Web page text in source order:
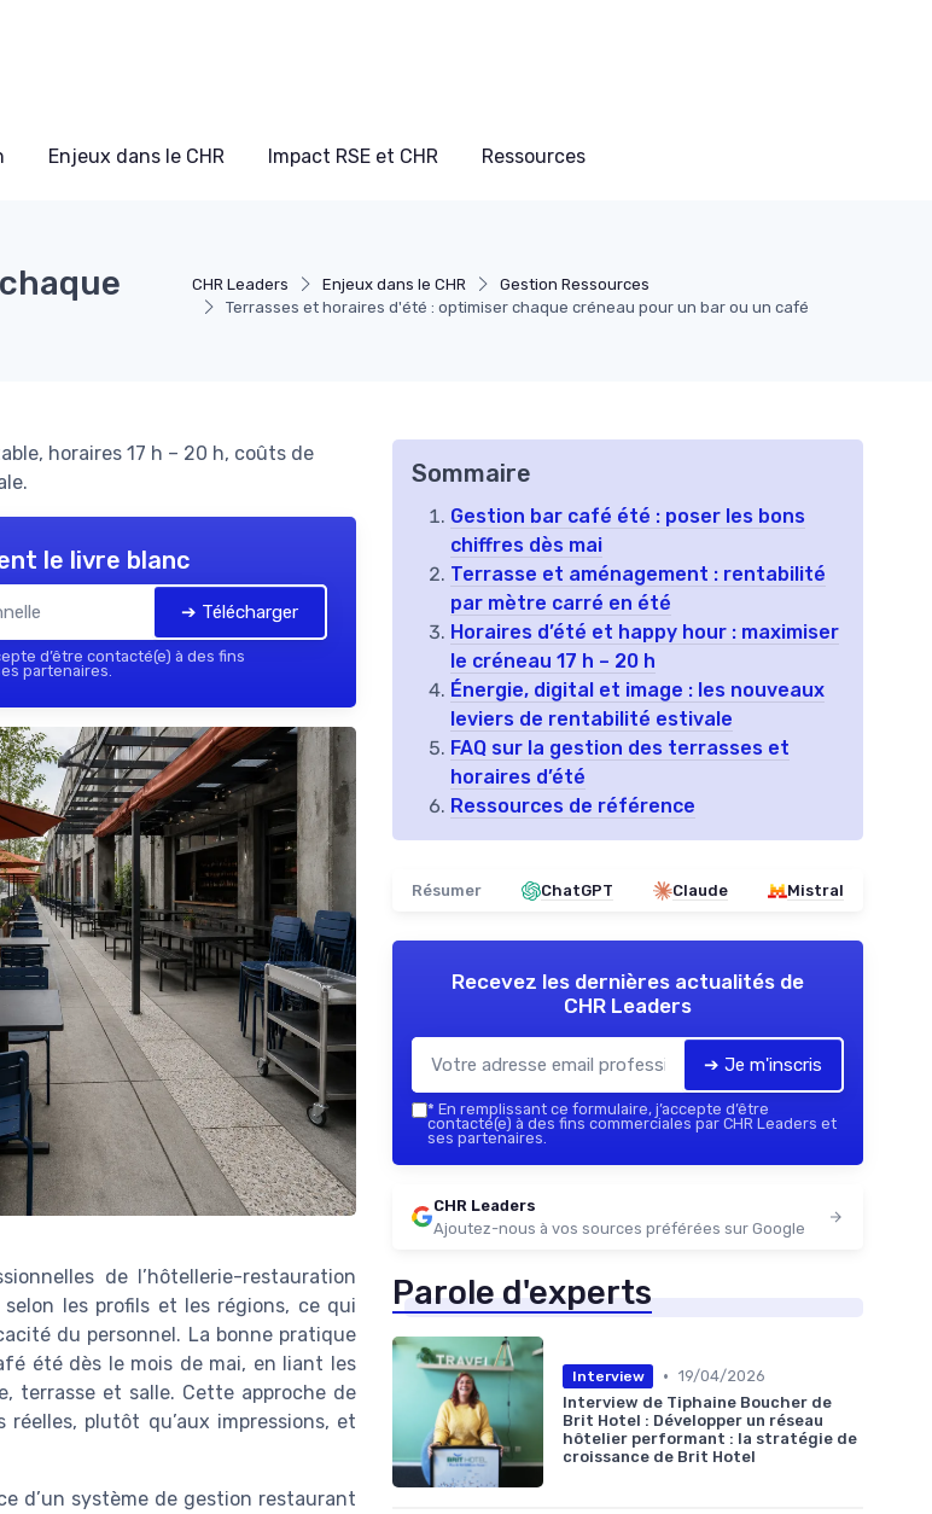
Enjeux dans le CHR Impact RSE et CHR Ressources
CHR Leaders Enjeux dans le CHR
Gestion Ressources
Terrasses et horaires d'été : optimiser chaque créneau pour un bar ou un café
horaires 17 h – 20 h, coûts de
le livre blanc
➔ Télécharger
d’être contacté(e) à des fins
partenaires.
de l’hôtellerie-restauration
les profils et les régions, ce qui
du personnel. La bonne pratique
été dès le mois de mai, en liant les
terrasse et salle. Cette approche de
plutôt qu’aux impressions, et
d’un système de gestion restaurant
Sommaire
Gestion bar café été : poser les bons
chiffres dès mai
Terrasse et aménagement : rentabilité
par mètre carré en été
Horaires d’été et happy hour : maximiser
le créneau 17 h – 20 h
Énergie, digital et image : les nouveaux
leviers de rentabilité estivale
FAQ sur la gestion des terrasses et
horaires d’été
Ressources de référence
Résumer ChatGPT Claude Mistral
Recevez les dernières actualités de
CHR Leaders
➔ Je m'inscris
* En remplissant ce formulaire, j’accepte d’être
contacté(e) à des fins commerciales par CHR Leaders et
ses partenaires.
CHR Leaders
Ajoutez-nous à vos sources préférées sur Google
Parole d'experts
Interview • 19/04/2026
Interview de Tiphaine Boucher de
Brit Hotel : Développer un réseau
hôtelier performant : la stratégie de
croissance de Brit Hotel